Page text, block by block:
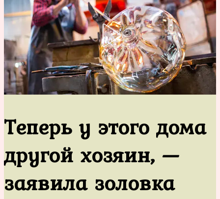
Теперь у этого дома
другой хозяин, —
заявила золовка